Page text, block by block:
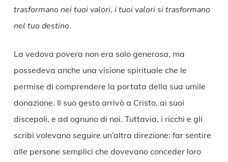
trasformano nei tuoi valori, i tuoi valori si trasformano
nel tuo destino.
La vedova povera non era solo generosa, ma
possedeva anche una visione spirituale che le
permise di comprendere la portata della sua umile
donazione. Il suo gesto arrivò a Cristo, ai suoi
discepoli, e ad ognuno di noi. Tuttavia, i ricchi e gli
scribi volevano seguire un’altra direzione: far sentire
alle persone semplici che dovevano conceder loro